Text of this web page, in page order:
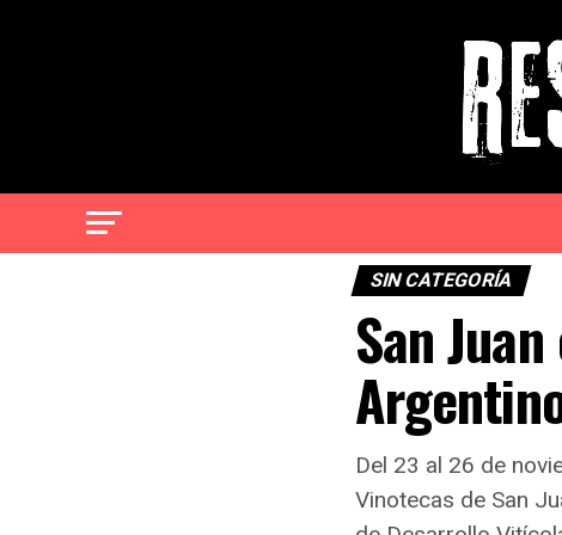
SIN CATEGORÍA
San
Del 23 al 26 de
Vinotecas de San